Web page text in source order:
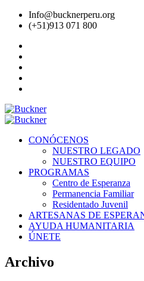
Info@bucknerperu.org
(+51)913 071 800
CONÓCENOS
NUESTRO LEGADO
NUESTRO EQUIPO
PROGRAMAS
Centro de Esperanza
Permanencia Familiar
Residentado Juvenil
ARTESANAS DE
AYUDA HUMANITARIA
ÚNETE
Archivo